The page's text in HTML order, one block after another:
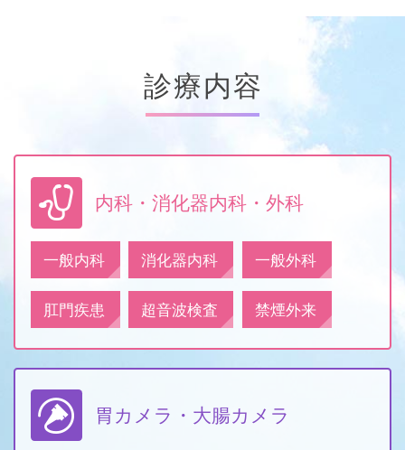
診療内容
内科・消化器内科・外科
一般内科 消化器内科 一般外科
肛門疾患 超音波検査 禁煙外来
胃カメラ・大腸カメラ